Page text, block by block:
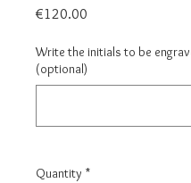
€120.00
Write the initials to be
(optional)
Quantity *